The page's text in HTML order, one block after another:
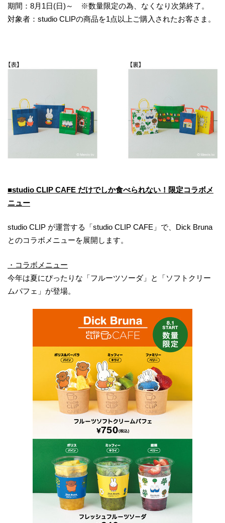
期間：8月1日(日)～ ※数量限定の為、なくなり次第終了。
対象者：studio CLIPの商品を1点以上ご購入されたお客さま。
■studio CLIP CAFE だけでしか食べられない！限定コラボメ
ニュー
studio CLIP が運営する「studio CLIP CAFE」で、Dick Bruna
とのコラボメニューを展開します。
・コラボメニュー
今年は夏にぴったりな「フルーツソーダ」と「ソフトクリー
ムパフェ」が登場。